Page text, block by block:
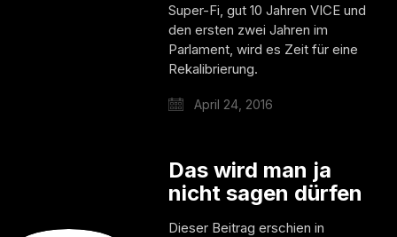
Super-Fi, gut 10 Jahren VICE und
den ersten zwei Jahren im
Parlament, wird es Zeit für eine
Rekalibrierung.
April 24, 2016
Das wird man ja
nicht sagen dürfen
Dieser Beitrag erschien in